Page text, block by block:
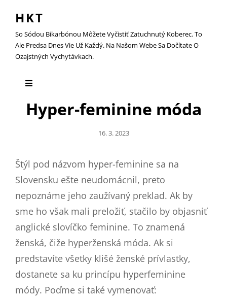
HKT
So Sódou Bikarbónou Môžete Vyčistiť Zatuchnutý Koberec. To
Ale Predsa Dnes Vie Už Každý. Na Našom Webe Sa Dočítate O
Ozajstných Vychytávkach.
Hyper-feminine móda
Posted
16. 3. 2023
Štýl pod názvom hyper-feminine sa na
Slovensku ešte neudomácnil, preto
nepoznáme jeho zaužívaný preklad. Ak by
sme ho však mali preložiť, stačilo by objasniť
anglické slovíčko feminine. To znamená
ženská, čiže hyperženská móda. Ak si
predstavíte všetky klišé ženské prívlastky,
dostanete sa ku princípu hyperfeminine
módy. Poďme si také vymenovať: